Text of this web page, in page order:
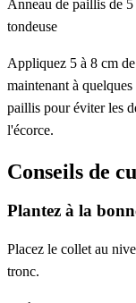
Anneau de paillis de
tondeuse
Appliquez 5 à 8 cm
maintenant à
paillis pour éviter les
l'écorce.
Conseils de
Plantez à la
Placez le collet au
tronc.